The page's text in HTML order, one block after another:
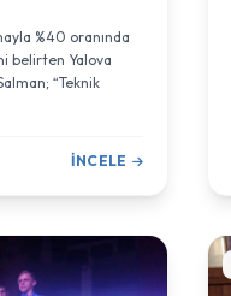
%40 oranında
belirten Yalova
“Teknik
İNCELE